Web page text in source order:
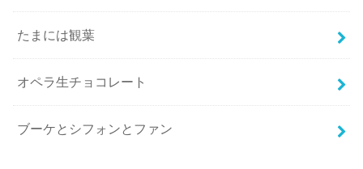
たまには観葉
オペラ生チョコレート
ブーケとシフォンとファン